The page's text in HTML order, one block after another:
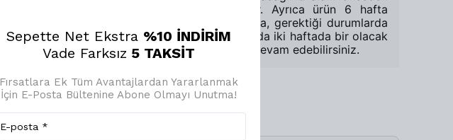
temizlemeniz gerekir. Ayrıca ürün 6 hafta
boyunca etkili olsa da, gerektiği durumlarda
ürünü haftada bir ya da iki haftada bir olacak
şekilde uygulamaya devam edebilirsiniz.
Sepette Net Ekstra %10 İNDİRİM
Vade Farksız 5 TAKSİT
Fırsatlara Ek Tüm Avantajlardan Yararlanmak
İçin E-Posta Bültenine Abone Olmayı Unutma!